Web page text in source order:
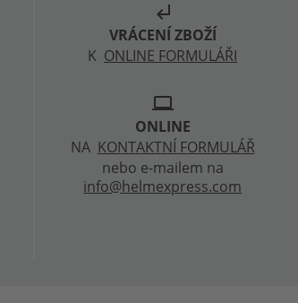
subdirectory_arrow_left
VRÁCENÍ ZBOŽÍ
K ONLINE FORMULÁŘI
laptop
ONLINE
NA KONTAKTNÍ FORMULÁŘ
nebo e-mailem na
info@helmexpress.com